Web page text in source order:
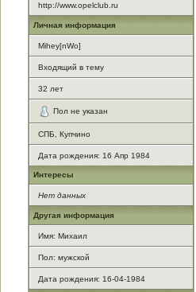
http://www.opelclub.ru
Личная информация
Mihey[nWo]
Входящий в тему
32 лет
Пол не указан
СПБ, Купчино
Дата рождения: 16 Апр 1984
Интересы
Нет данных
Другая информация
Имя: Михаил
Пол: мужской
Дата рождения: 16-04-1984